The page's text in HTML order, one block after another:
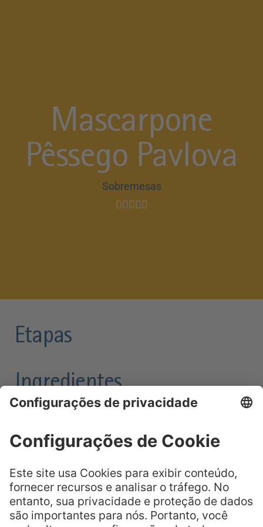
Mascarpone
Pêssego Pavlova
Sobremesas
    
Etapas
Ingredientes